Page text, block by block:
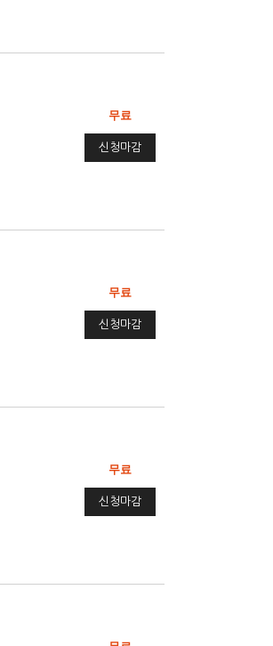
무료
신청마감
무료
신청마감
무료
신청마감